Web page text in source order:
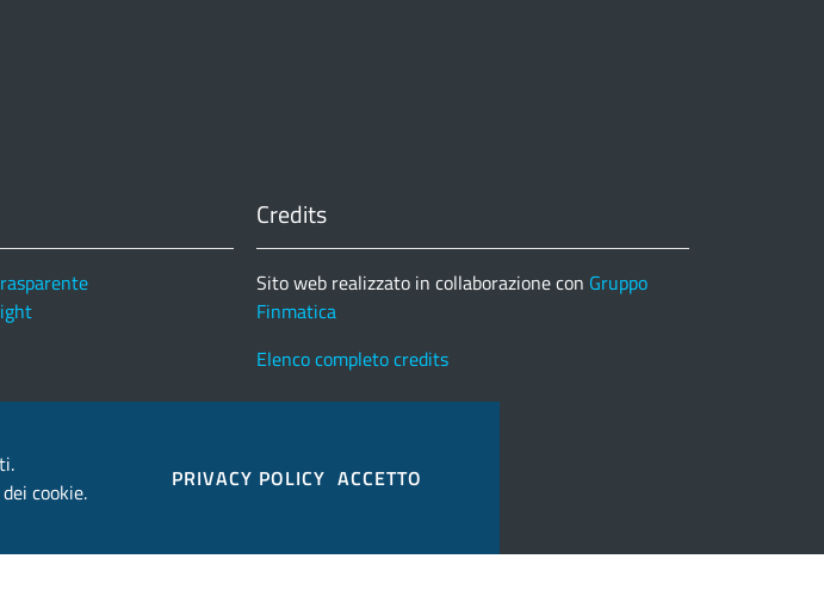
Credits
Sito web realizzato in collaborazione con Gruppo
Finmatica
Elenco completo credits
cookie.
PRIVACY POLICY ACCETTO